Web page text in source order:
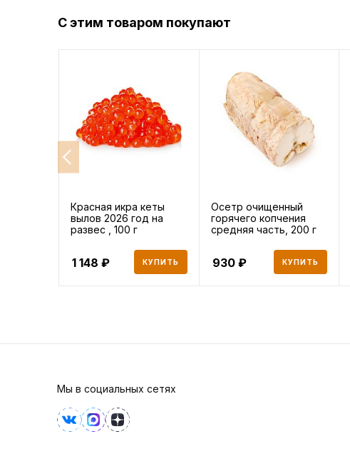
С этим товаром покупают
Красная икра кеты
вылов 2026 год на
развес , 100 г
1 148 КУПИТЬ
Осетр очищенный
горячего копчения
средняя часть, 200 г
930 КУПИТЬ
Мы в социальных сетях